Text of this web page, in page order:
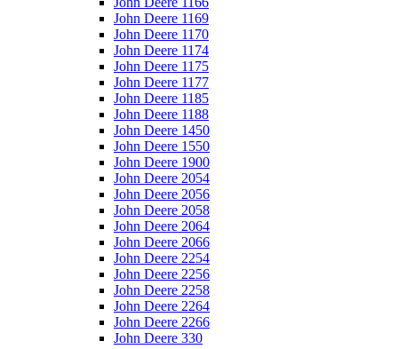
John Deere 1169
John Deere 1170
John Deere 1174
John Deere 1175
John Deere 1177
John Deere 1185
John Deere 1188
John Deere 1450
John Deere 1550
John Deere 1900
John Deere 2054
John Deere 2056
John Deere 2058
John Deere 2064
John Deere 2066
John Deere 2254
John Deere 2256
John Deere 2258
John Deere 2264
John Deere 2266
John Deere 330